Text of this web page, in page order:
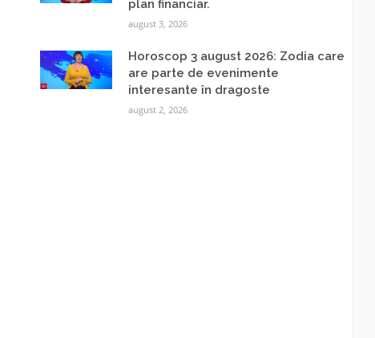
plan financiar.
august 3, 2026
Horoscop 3 august 2026: Zodia care
are parte de evenimente
interesante în dragoste
august 2, 2026